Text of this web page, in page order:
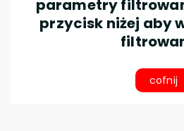
parametry
przycisk niżej aby
cofnij